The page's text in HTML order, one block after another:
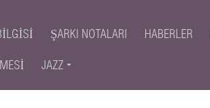
ŞARKI NOTALARI HABERLER
JAZZ